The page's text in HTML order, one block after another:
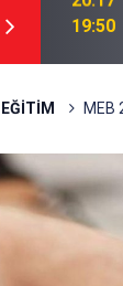
19:50
EĞİTİM MEB